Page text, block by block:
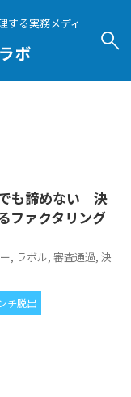
する実務メディ
ボ
も諦めない｜決
ファクタリング
, ラボル, 審査通過, 決
チ脱出